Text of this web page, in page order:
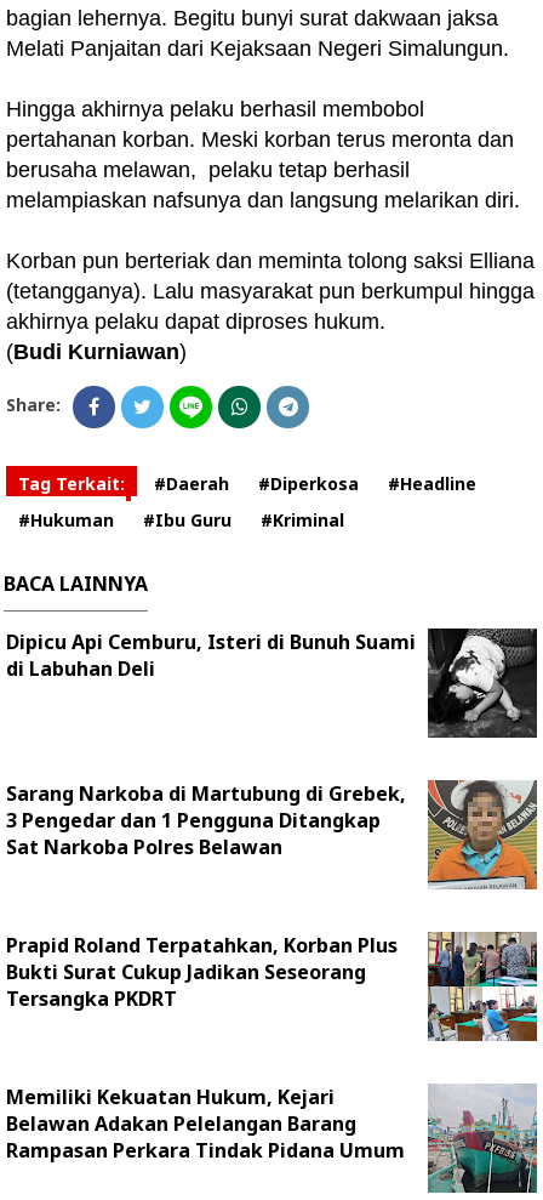
bagian lehernya. Begitu bunyi surat dakwaan jaksa
Melati Panjaitan dari Kejaksaan Negeri Simalungun.
Hingga akhirnya pelaku berhasil membobol
pertahanan korban. Meski korban terus meronta dan
berusaha melawan, pelaku tetap berhasil
melampiaskan nafsunya dan langsung melarikan diri.
Korban pun berteriak dan meminta tolong saksi Elliana
(tetangganya). Lalu masyarakat pun berkumpul hingga
akhirnya pelaku dapat diproses hukum.
(Budi Kurniawan)
Share:
Tag Terkait: #Daerah #Diperkosa
#Headline
#Hukuman
#Ibu Guru #Kriminal
BACA LAINNYA
Dipicu Api Cemburu, Isteri di Bunuh Suami
di Labuhan Deli
Sarang Narkoba di Martubung di Grebek,
3 Pengedar dan 1 Pengguna Ditangkap
Sat Narkoba Polres Belawan
Prapid Roland Terpatahkan, Korban Plus
Bukti Surat Cukup Jadikan Seseorang
Tersangka PKDRT
Memiliki Kekuatan Hukum, Kejari
Belawan Adakan Pelelangan Barang
Rampasan Perkara Tindak Pidana Umum